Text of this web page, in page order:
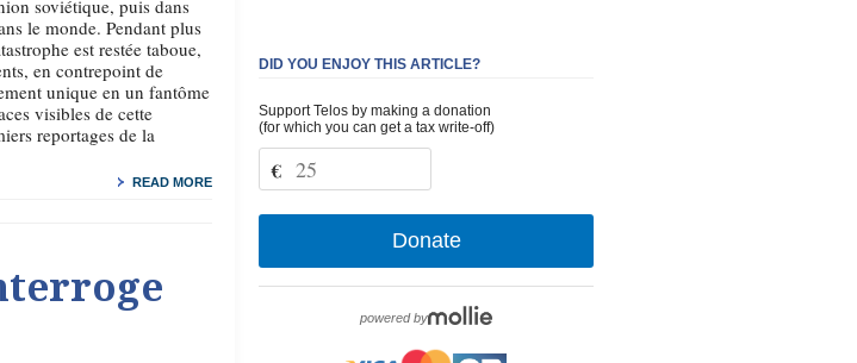
soviétique, puis dans
le monde. Pendant plus
est restée taboue,
en contrepoint de
unique en un fantôme
visibles de cette
reportages de la
READ MORE
DID YOU ENJOY THIS ARTICLE?
Support Telos by making a donation
(for which you can get a tax write-off)
€
Donate
powered by